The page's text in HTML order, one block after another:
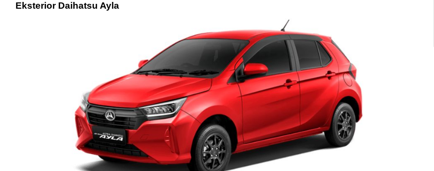
Eksterior Daihatsu Ayla